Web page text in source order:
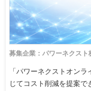
募集企業：パワーネクスト
「パワーネクストオン
じてコスト削減を提案